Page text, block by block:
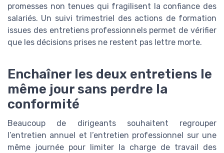
promesses non tenues qui fragilisent la confiance des
salariés. Un suivi trimestriel des actions de formation
issues des entretiens professionnels permet de vérifier
que les décisions prises ne restent pas lettre morte.
Enchaîner les deux entretiens le
même jour sans perdre la
conformité
Beaucoup de dirigeants souhaitent regrouper
l’entretien annuel et l’entretien professionnel sur une
même journée pour limiter la charge de travail des